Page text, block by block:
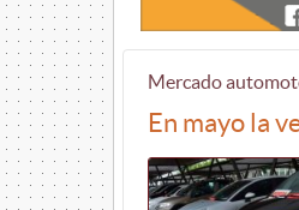
Mercado
En mayo la